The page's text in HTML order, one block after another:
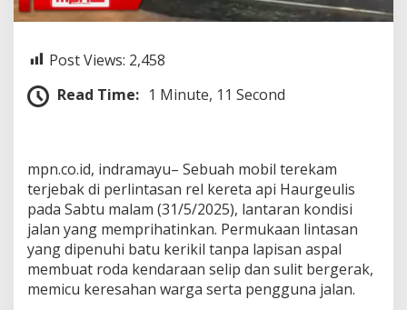
d
r
a
s
a
n
R
e
H
Post Views: 2,458
Read Time: 1 Minute, 11 Second
mpn.co.id, indramayu– Sebuah mobil terekam
terjebak di perlintasan rel kereta api Haurgeulis
pada Sabtu malam (31/5/2025), lantaran kondisi
jalan yang memprihatinkan. Permukaan lintasan
yang dipenuhi batu kerikil tanpa lapisan aspal
membuat roda kendaraan selip dan sulit bergerak,
memicu keresahan warga serta pengguna jalan.